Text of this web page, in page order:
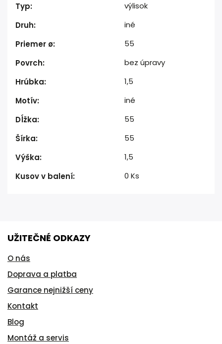
Typ:
výlisok
Druh:
iné
Priemer ø:
55
Povrch:
bez úpravy
Hrúbka:
1,5
Motív:
iné
Dĺžka:
55
Šírka:
55
Výška:
1,5
Kusov v balení: 0 Ks
UŽITEČNÉ ODKAZY
O nás
Doprava a platba
Garance nejnižší ceny
Kontakt
Blog
Montáž a servis